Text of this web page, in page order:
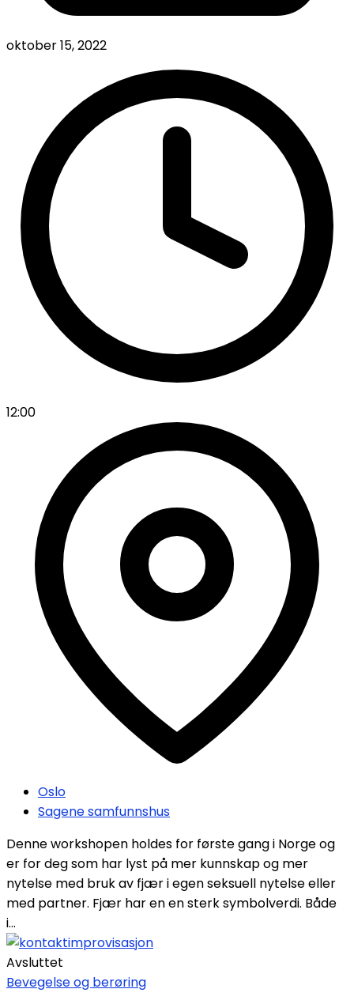
oktober 15, 2022
12:00
Oslo
Sagene samfunnshus
Denne workshopen holdes for første gang i Norge og
er for deg som har lyst på mer kunnskap og mer
nytelse med bruk av fjær i egen seksuell nytelse eller
med partner. Fjær har en en sterk symbolverdi. Både
i...
Avsluttet
Bevegelse og berøring